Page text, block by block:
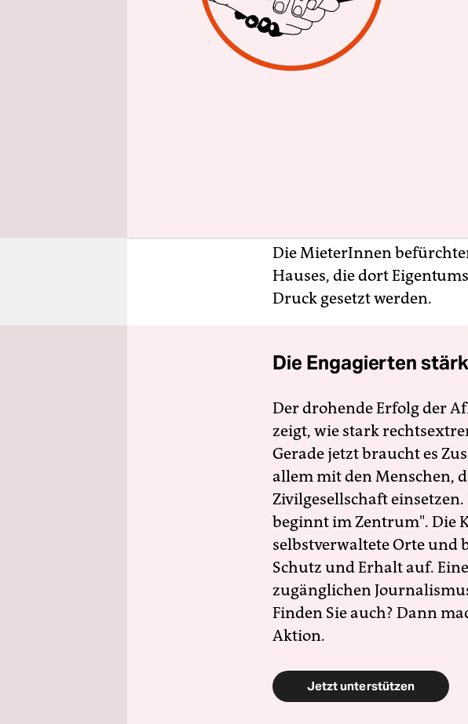
Hausbewohner Jörg
aggressive Verhalten" der
Personen keinerlei
hatten sich
einsetzt. "Obwohl das
ist, wurde die Räumung
Die MieterInnen
Hauses, die dort
Druck gesetzt werden.
Die Engagierten
Der drohende Erfolg der
zeigt, wie stark
Gerade jetzt braucht es
allem mit den Menschen,
Zivilgesellschaft
beginnt im Zentrum". Die
selbstverwaltete Orte und
Schutz und Erhalt auf.
zugänglichen
Finden Sie auch? Dann
Aktion.
Jetzt unterstützen